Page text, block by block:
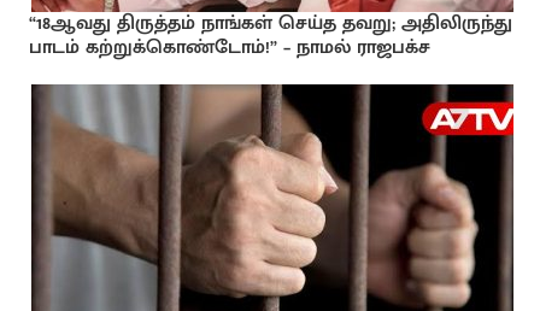
“18ஆவது திருத்தம் நாங்கள் செய்த தவறு; அதிலிருந்து
பாடம் கற்றுக்கொண்டோம்!” – நாமல் ராஜபக்ச